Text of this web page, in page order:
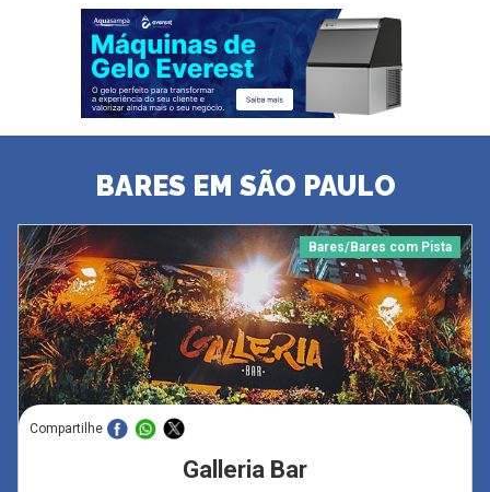
BARES EM SÃO PAULO
Bares/Bares com Pista
Compartilhe
Galleria Bar